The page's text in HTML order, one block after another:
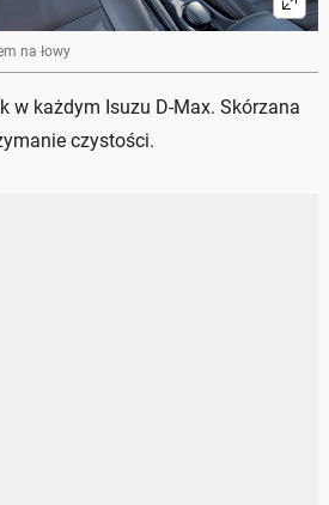
na łowy
w każdym Isuzu D-Max. Skórzana
czystości.